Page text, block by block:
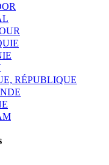
RÉPUBLIQUE